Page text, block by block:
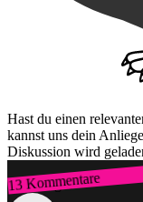
Hast du einen
kannst uns dein
Diskussion wird
13 Kommentare
Zum Login